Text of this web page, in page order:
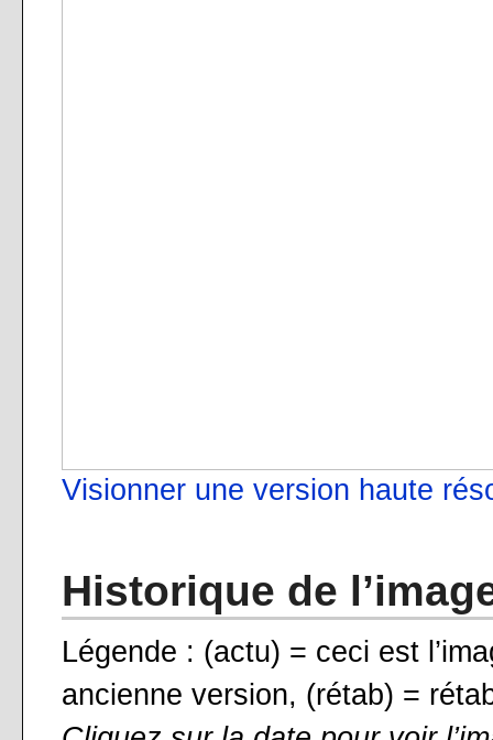
Visionner une version haute
Historique de
Légende : (actu) = ceci est
ancienne version, (rétab) =